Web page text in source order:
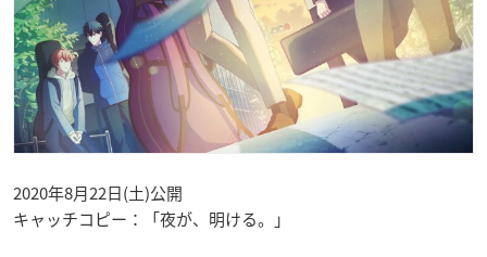
2020年8月22日(土)公開
キャッチコピー：「夜が、明ける。」